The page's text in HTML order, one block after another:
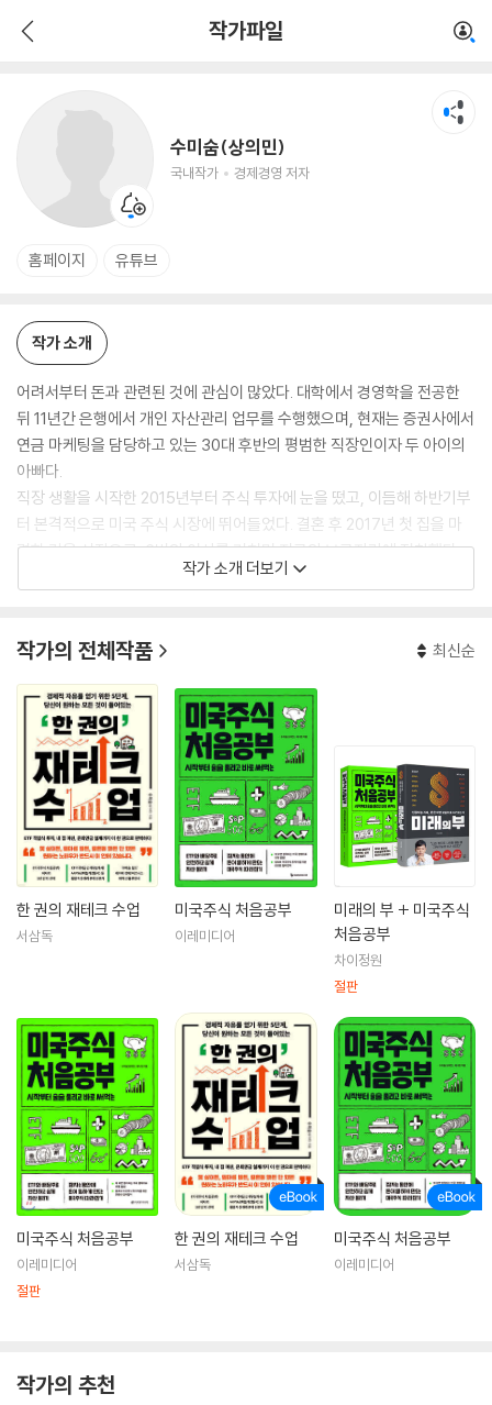
작가파일
수미숨(상의민)
국내작가 경제경영 저자
경제경영 저자
홈페이지 유튜브
작가 소개
어려서부터 돈과 관련된 것에 관심이 많았다. 대학에서 경영학을 전공한
뒤 11년간 은행에서 개인 자산관리 업무를 수행했으며, 현재는 증권사에서
연금 마케팅을 담당하고 있는 30대 후반의 평범한 직장인이자 두 아이의
아빠다.
직장 생활을 시작한 2015년부터 주식 투자에 눈을 떴고, 이듬해 하반기부
터 본격적으로 미국 주식 시장에 뛰어들었다. 결혼 후 2017년 첫 집을 마
련한 것을 시작으로, 6번의 이사를 거치며 지금의 보금자리에 정착했다.
이 과정에서 얻은 실전 경험을 바탕으로 수많은 이들의 ‘내 집 마련 전도
나누고, 모르는 것은 배운다’라는 모토 아래 18년째 블로그 ‘수미숨 월
드’를 운영 중이며, 네이버 경제·비즈니스 분야 공식 인플루언서로 활발히
글을 쓰고 있다. 지은 책으로 《미국주식 처음공부》가 있다.
네이버 블로그 https://blog.naver.com/sum7788
쓰레드 https://www.threads.com/@sum7788
작가 소개 더보기
작가의 전체작품 최신순
한 권의 재테크 수업
서삼독
미국주식 처음공부
이레미디어
미래의 부 + 미국주식
처음공부
차이정원
절판
미국주식 처음공부
이레미디어
절판
한 권의 재테크 수업
서삼독
미국주식 처음공부
이레미디어
작가의 추천